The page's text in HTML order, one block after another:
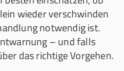
wieder verschwinden
notwendig ist.
– und falls
das richtige Vorgehen.